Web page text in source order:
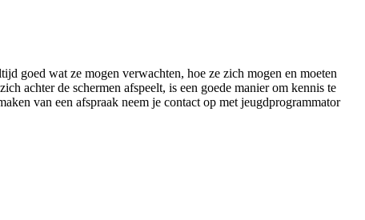
goed wat ze mogen verwachten, hoe ze zich mogen en moeten
achter de schermen afspeelt, is een goede manier om kennis te
van een afspraak neem je contact op met jeugdprogrammator